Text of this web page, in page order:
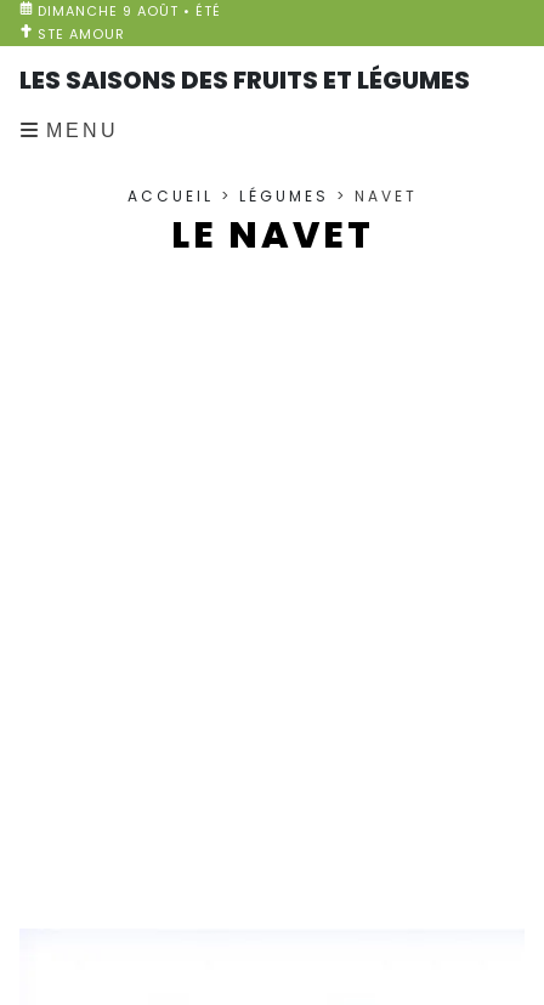
DIMANCHE 9 AOÛT • ÉTÉ
STE AMOUR
LES SAISONS DES FRUITS ET LÉGUMES
MENU
ACCUEIL > LÉGUMES > NAVET
LE NAVET